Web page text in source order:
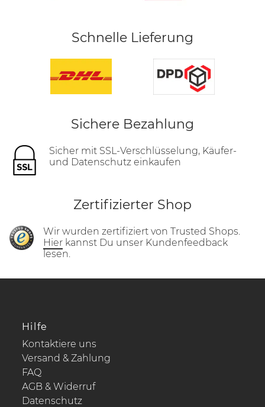
Schnelle Lieferung
Sichere Bezahlung
Sicher mit SSL-Verschlüsselung, Käufer-
und Datenschutz einkaufen
Zertifizierter Shop
Wir wurden zertifiziert von Trusted Shops.
Hier kannst Du unser Kundenfeedback
lesen.
Hilfe
Kontaktiere uns
Versand & Zahlung
FAQ
AGB & Widerruf
Datenschutz